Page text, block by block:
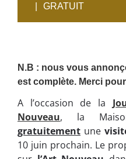
GRATUIT
N.B : nous vous
est complète. Merci
A l’occasion de la
Nouveau, la
gratuitement une
10 juin prochain. Le